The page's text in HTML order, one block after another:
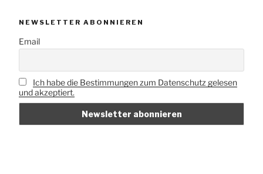
NEWSLETTER ABONNIEREN
Email
Ich habe die Bestimmungen zum Datenschutz gelesen
und akzeptiert.